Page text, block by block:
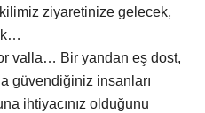
ziyaretinize gelecek,
valla… Bir yandan eş dost,
güvendiğiniz insanları
ihtiyacınız olduğunu